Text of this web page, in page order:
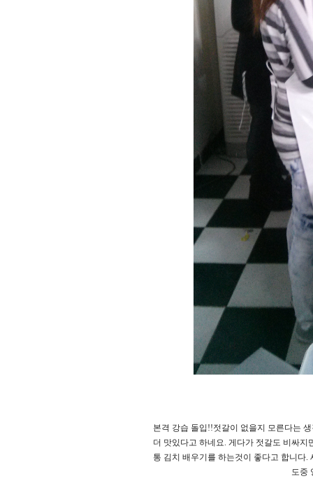
본격 강습 돌입!!젓갈이 없을지 모른다는
더 맛있다고 하네요. 게다가 젓갈도 비싸
통 김치 배우기를 하는것이 좋다고 합니다
도중